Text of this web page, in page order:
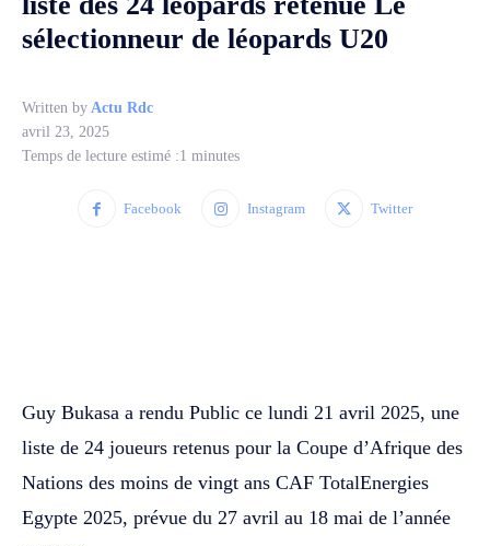
sélectionneur de léopards U20
Written by Actu Rdc
avril 23, 2025
Temps de lecture estimé :1 minutes
Facebook Instagram Twitter
Guy Bukasa a rendu Public ce lundi 21 avril 2025, une
liste de 24 joueurs retenus pour la Coupe d’Afrique des
Nations des moins de vingt ans CAF TotalEnergies
Egypte 2025, prévue du 27 avril au 18 mai de l’année